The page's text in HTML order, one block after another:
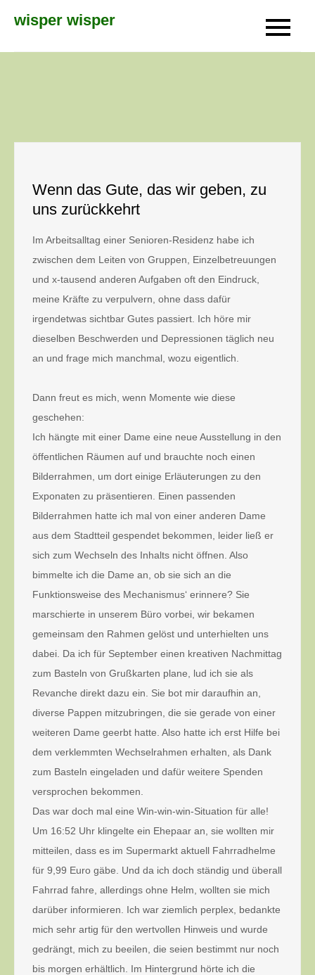
wisper wisper
Wenn das Gute, das wir geben, zu
uns zurückkehrt
Im Arbeitsalltag einer Senioren-Residenz habe ich
zwischen dem Leiten von Gruppen, Einzelbetreuungen
und x-tausend anderen Aufgaben oft den Eindruck,
meine Kräfte zu verpulvern, ohne dass dafür
irgendetwas sichtbar Gutes passiert. Ich höre mir
dieselben Beschwerden und Depressionen täglich neu
an und frage mich manchmal, wozu eigentlich.
Dann freut es mich, wenn Momente wie diese
geschehen:
Ich hängte mit einer Dame eine neue Ausstellung in den
öffentlichen Räumen auf und brauchte noch einen
Bilderrahmen, um dort einige Erläuterungen zu den
Exponaten zu präsentieren. Einen passenden
Bilderrahmen hatte ich mal von einer anderen Dame
aus dem Stadtteil gespendet bekommen, leider ließ er
sich zum Wechseln des Inhalts nicht öffnen. Also
bimmelte ich die Dame an, ob sie sich an die
Funktionsweise des Mechanismus‘ erinnere? Sie
marschierte in unserem Büro vorbei, wir bekamen
gemeinsam den Rahmen gelöst und unterhielten uns
dabei. Da ich für September einen kreativen Nachmittag
zum Basteln von Grußkarten plane, lud ich sie als
Revanche direkt dazu ein. Sie bot mir daraufhin an,
diverse Pappen mitzubringen, die sie gerade von einer
weiteren Dame geerbt hatte. Also hatte ich erst Hilfe bei
dem verklemmten Wechselrahmen erhalten, als Dank
zum Basteln eingeladen und dafür weitere Spenden
versprochen bekommen.
Das war doch mal eine Win-win-win-Situation für alle!
Um 16:52 Uhr klingelte ein Ehepaar an, sie wollten mir
mitteilen, dass es im Supermarkt aktuell Fahrradhelme
für 9,99 Euro gäbe. Und da ich doch ständig und überall
Fahrrad fahre, allerdings ohne Helm, wollten sie mich
darüber informieren. Ich war ziemlich perplex, bedankte
mich sehr artig für den wertvollen Hinweis und wurde
gedrängt, mich zu beeilen, die seien bestimmt nur noch
bis morgen erhältlich. Im Hintergrund hörte ich die